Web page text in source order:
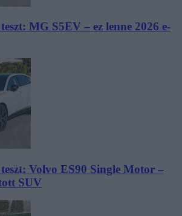
MG S5EV – ez lenne 2026 e-
Volvo ES90 Single Motor –
SUV